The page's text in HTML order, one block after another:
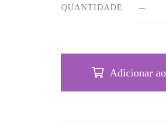
QUANTIDADE
Adicionar